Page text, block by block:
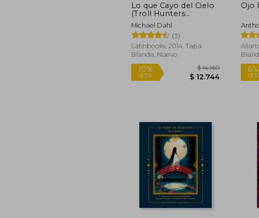
Lo que Cayo del Cielo
(Troll Hunters
Cazadores de Trolls 1)
(Bolsillo)
Michael Dahl
(3)
Latinbooks, 2014, Tapa
Blanda, Nuevo
10%
Ojo